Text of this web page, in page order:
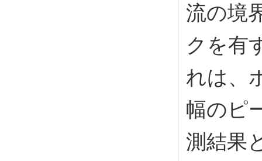
流の境
クを有
れは、
幅のピ
測結果